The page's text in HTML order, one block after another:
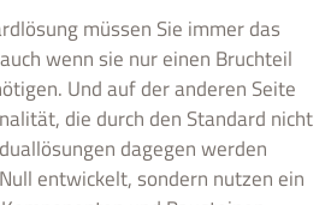
müssen Sie immer das
wenn sie nur einen Bruchteil
Und auf der anderen Seite
die durch den Standard nicht
dagegen werden
entwickelt, sondern nutzen ein